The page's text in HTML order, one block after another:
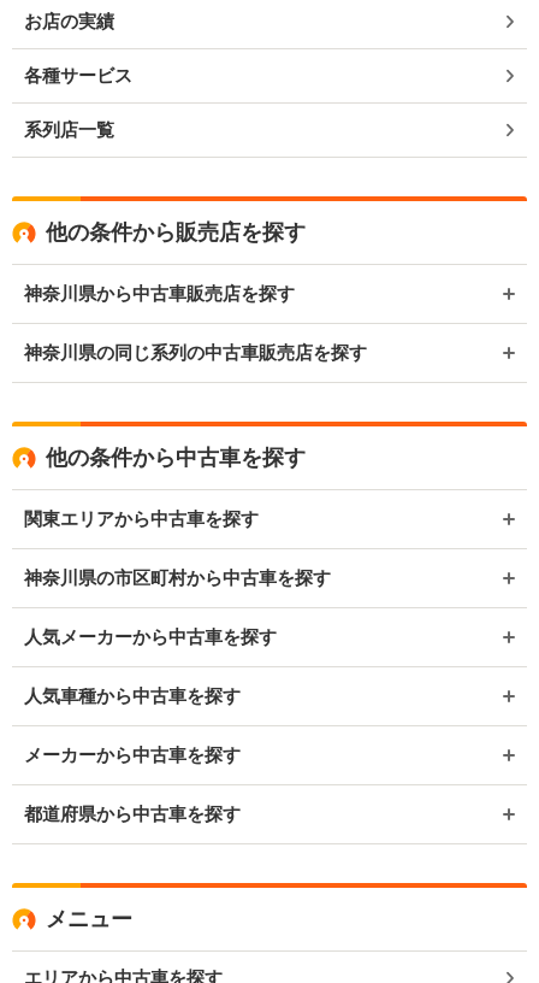
お店の実績
各種サービス
系列店一覧
他の条件から販売店を探す
神奈川県から中古車販売店を探す
神奈川県の同じ系列の中古車販売店を探す
他の条件から中古車を探す
関東エリアから中古車を探す
神奈川県の市区町村から中古車を探す
人気メーカーから中古車を探す
人気車種から中古車を探す
メーカーから中古車を探す
都道府県から中古車を探す
メニュー
エリアから中古車を探す